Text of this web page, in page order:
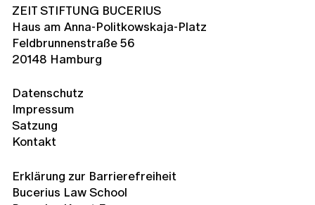
ZEIT STIFTUNG BUCERIUS
Haus am Anna-Politkowskaja-Platz
Feldbrunnenstraße 56
20148 Hamburg
Datenschutz
Impressum
Satzung
Kontakt
Erklärung zur Barrierefreiheit
Bucerius Law School